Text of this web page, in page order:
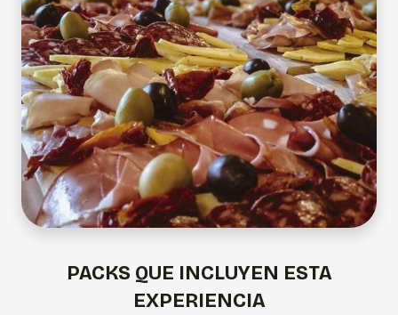
PACKS QUE INCLUYEN ESTA
EXPERIENCIA